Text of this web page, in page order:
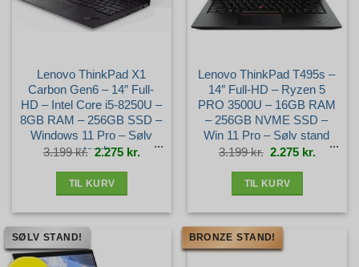
Lenovo ThinkPad X1
Carbon Gen6 – 14″ Full-
HD – Intel Core i5-8250U –
8GB RAM – 256GB SSD –
Windows 11 Pro – Sølv
stand
3.199kr. Den
oprindelige
pris
2.275 kr.Den
aktuelle
pris
TIL KURV
Lenovo ThinkPad T495s –
14″ Full-HD – Ryzen 5
PRO 3500U – 16GB RAM
– 256GB NVME SSD –
Win 11 Pro – Sølv stand
3.199kr. Den
oprindelige
pris
2.275 kr.Den
aktuelle
pris
TIL KURV
SØLV STAND! BRONZE STAND!